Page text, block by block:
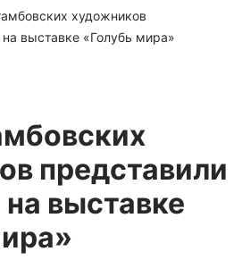
художников
выставке «Голубь мира»
представили
выставке